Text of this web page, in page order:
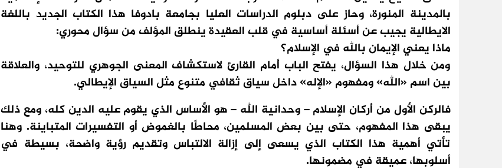
بالمدينة المنورة، وحاز على دبلوم الدراسات العليا بجامعة بادوفا هذا الكتاب الجديد باللغة
الايطالية يجيب عن أسئلة أساسية في قلب العقيدةينطلق المؤلف من سؤال محوري:
ماذا يعني الإيمان بالله في الإسلام؟
ومن خلال هذا السؤال، يفتح الباب أمام القارئ لاستكشاف المعنى الجوهري للتوحيد، والعلاقة
بين اسم «الله» ومفهوم «الإله» داخل سياق ثقافي متنوع مثل السياق الإيطالي.
فالركن الأول من أركان الإسلام – وحدانية الله – هو الأساس الذي يقوم عليه الدين كله، ومع ذلك
يبقى هذا المفهوم، حتى بين بعض المسلمين، محاطًا بالغموض أو التفسيرات المتباينة. وهنا
تأتي أهمية هذا الكتاب الذي يسعى إلى إزالة الالتباس وتقديم رؤية واضحة، بسيطة في
أسلوبها، عميقة في مضمونها.